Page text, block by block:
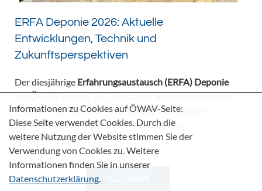
ERFA Deponie 2026: Aktuelle
Entwicklungen, Technik und
Zukunftsperspektiven
Der diesjährige Erfahrungsaustausch (ERFA) Deponie
desÖWAVbot mit 165 Teilnehmer:innen eine zentrale
Plattform für den fachlichen Dialog zu aktuellen
Herausforderungen und Entwicklungen im
Deponiebereich.
Informationen zu Cookies auf ÖWAV-Seite:
Diese Seite verwendet Cookies. Durch die
weitere Nutzung der Website stimmen Sie der
Verwendung von Cookies zu. Weitere
Informationen finden Sie in unserer
Datenschutzerklärung.